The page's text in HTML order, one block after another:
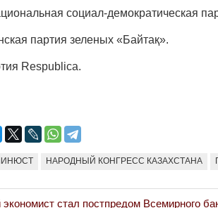
социал-демократическая
партия зеленых «Байтақ».
Respublica.
НАРОДНЫЙ КОНГРЕСС КАЗАХСТАНА
экономист стал постпредом Всемирного